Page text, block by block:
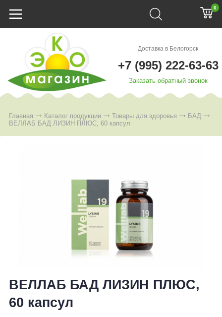
0
Доставка в Белогорск
+7 (995) 222-63-63
Заказать обратный звонок
Главная Каталог продукции Товары для здоровья
БАД
ВЕЛЛАБ БАД ЛИЗИН ПЛЮС, 60 капсул
ВЕЛЛАБ БАД ЛИЗИН ПЛЮС,
60 капсул